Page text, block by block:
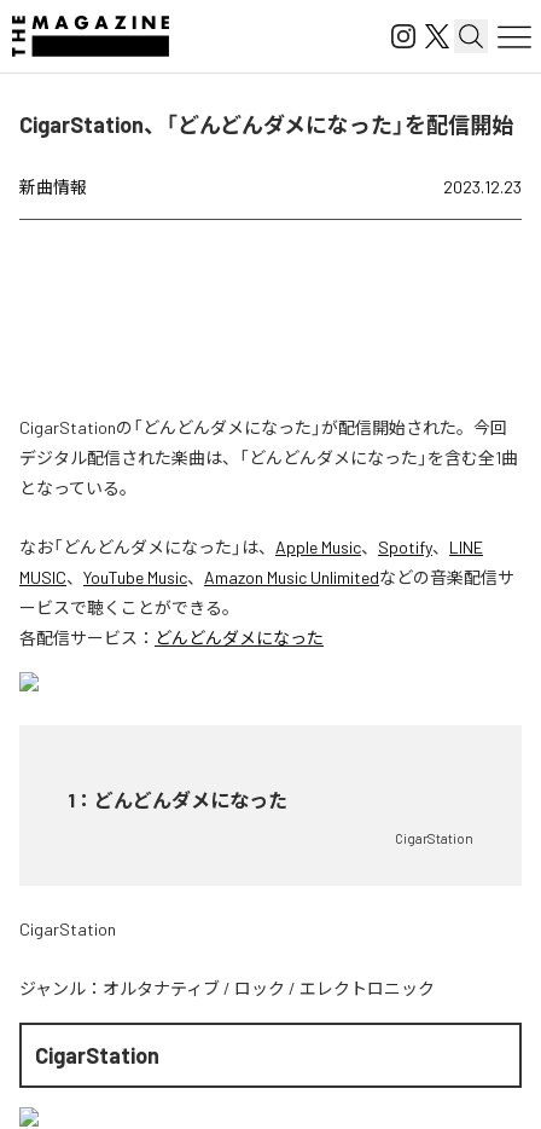
CigarStation、「どんどんダメになった」を配信開始
新曲情報 2023.12.23
CigarStationの「どんどんダメになった」が配信開始された。今回
デジタル配信された楽曲は、「どんどんダメになった」を含む全1曲
となっている。
なお「どんどんダメになった 」は、 Apple Music、 Spotify、 LINE
MUSIC、 YouTube Music、 Amazon Music Unlimitedなどの音楽配信サ
ービスで聴くことができる。
各配信サービス： どんどんダメになった
1 ： どんどんダメになった
CigarStation
CigarStation
ジャンル： オルタナティブ / ロック / エレクトロニック
CigarStation